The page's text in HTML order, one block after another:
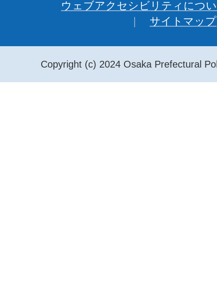
ウェブアクセシビリティにつ
サイトマップ
Copyright (c) 2024 Osaka Prefectural